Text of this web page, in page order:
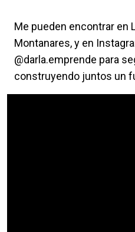
Me pueden encontrar en
Montanares, y en
@darla.emprende para
construyendo juntos un